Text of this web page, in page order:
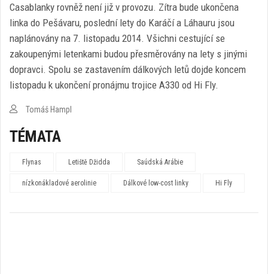
Casablanky rovněž není již v provozu. Zítra bude ukončena
linka do Pešávaru, poslední lety do Karáčí a Láhauru jsou
naplánovány na 7. listopadu 2014. Všichni cestující se
zakoupenými letenkami budou přesměrovány na lety s jinými
dopravci. Spolu se zastavením dálkových letů dojde koncem
listopadu k ukončení pronájmu trojice A330 od Hi Fly.
Tomáš Hampl
TÉMATA
Flynas Letiště Džidda Saúdská Arábie
nízkonákladové aerolinie Dálkové low-cost linky Hi Fly